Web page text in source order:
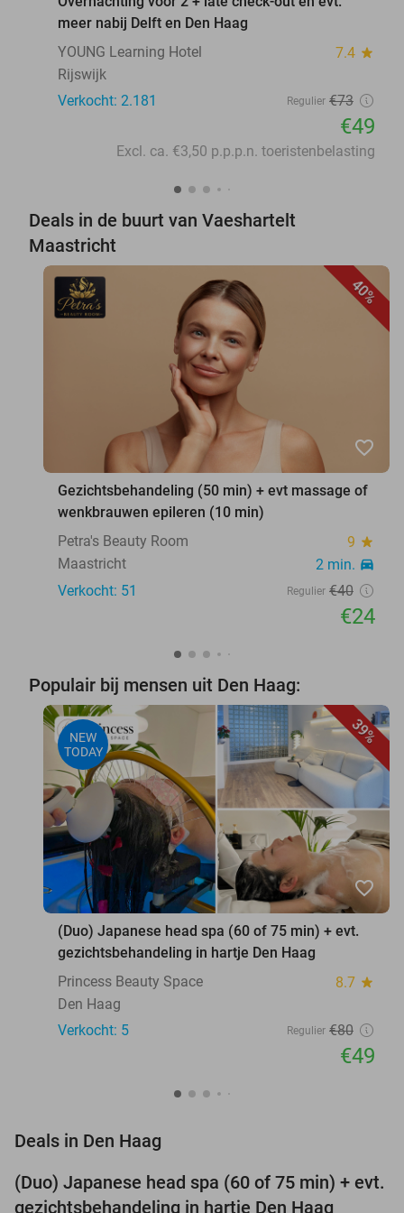
meer nabij Delft en Den Haag
YOUNG Learning Hotel
7.4 star
Rijswijk
Verkocht: 2.181
Regulier €73
€49
Excl. ca. €3,50 p.p.p.n. toeristenbelasting
Deals in de buurt van Vaeshartelt
Maastricht
40%
favorite_border
Gezichtsbehandeling (50 min) + evt massage of
wenkbrauwen epileren (10 min)
Petra's Beauty Room
9 star
Maastricht 2 min. directions_car
Verkocht: 51 Regulier €40
€24
Populair bij mensen uit Den Haag:
39%
NEW
TODAY
favorite_border
(Duo) Japanese head spa (60 of 75 min) + evt.
gezichtsbehandeling in hartje Den Haag
Princess Beauty Space
8.7 star
Den Haag
Verkocht: 5
Regulier €80
€49
Deals in Den Haag
39%
NEW
TODAY
(Duo) Japanese head spa (60 of 75 min) + evt.
gezichtsbehandeling in hartje Den Haag